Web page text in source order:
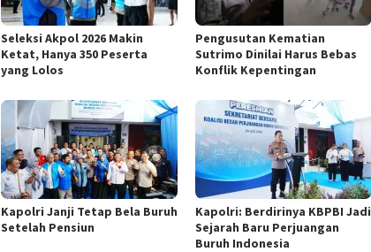
Seleksi Akpol 2026 Makin
Ketat, Hanya 350 Peserta
yang Lolos
Pengusutan Kematian
Sutrimo Dinilai Harus Bebas
Konflik Kepentingan
Kapolri Janji Tetap Bela Buruh
Setelah Pensiun
Kapolri: Berdirinya KBPBI Jadi
Sejarah Baru Perjuangan
Buruh Indonesia